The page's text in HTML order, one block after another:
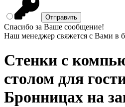
Спасибо за Ваше сообщение!
Наш менеджер свяжется с Вами в
Стенки с
столом для
Бронницах на